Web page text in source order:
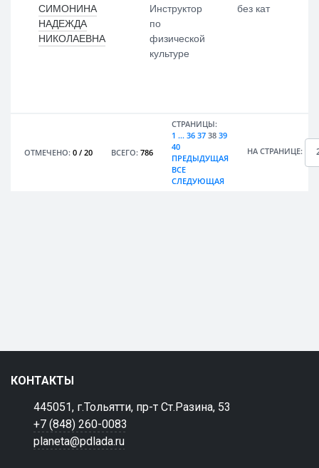
СИМОНИНА
НАДЕЖДА
НИКОЛАЕВНА
Инструктор
по
физической
культуре
без кат
ОТМЕЧЕНО: 0 / 20 ВСЕГО: 786
СТРАНИЦЫ:
1 ... 36 37 38 39
40
ПРЕДЫДУЩАЯ
ВСЕ
СЛЕДУЮЩАЯ
НА СТРАНИЦЕ:
КОНТАКТЫ
445051, г.Тольятти, пр-т Ст.Разина, 53
+7 (848) 260-0083
planeta@pdlada.ru